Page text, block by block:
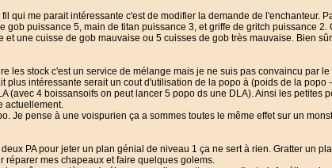
qui me parait intéressante c'est de modifier la demande de l'enchanteur.
gob puissance 5, main de titan puissance 3, et griffe de gritch puissance
une cuisse de gob mauvaise ou 5 cuisses de gob très mauvaise. Bien
les stock c'est un service de mélange mais je ne suis pas convaincu par
plus intéressante serait un cout d'utilisation de la popo à (poids de la
(avec 4 boissansoifs on peut lancer 5 popo ds une DLA). Ainsi les
actuellement.
Je pense à une voispurien ça a sommes toutes le même effet sur un
PA pour jeter un plan génial de niveau 1 ça ne sert à rien. Gratter un
mes chapeaux et faire quelques golems.